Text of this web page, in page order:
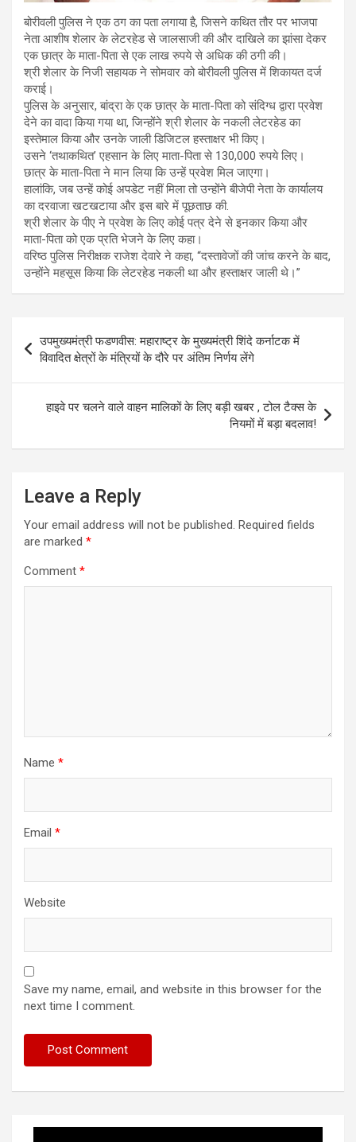
बोरीवली पुलिस ने एक ठग का पता लगाया है, जिसने कथित तौर पर भाजपा
नेता आशीष शेलार के लेटरहेड से जालसाजी की और दाखिले का झांसा देकर
एक छात्र के माता-पिता से एक लाख रुपये से अधिक की ठगी की।
श्री शेलार के निजी सहायक ने सोमवार को बोरीवली पुलिस में शिकायत दर्ज
कराई।
पुलिस के अनुसार, बांद्रा के एक छात्र के माता-पिता को संदिग्ध द्वारा प्रवेश
देने का वादा किया गया था, जिन्होंने श्री शेलार के नकली लेटरहेड का
इस्तेमाल किया और उनके जाली डिजिटल हस्ताक्षर भी किए।
उसने ‘तथाकथित’ एहसान के लिए माता-पिता से 130,000 रुपये लिए।
छात्र के माता-पिता ने मान लिया कि उन्हें प्रवेश मिल जाएगा।
हालांकि, जब उन्हें कोई अपडेट नहीं मिला तो उन्होंने बीजेपी नेता के कार्यालय
का दरवाजा खटखटाया और इस बारे में पूछताछ की.
श्री शेलार के पीए ने प्रवेश के लिए कोई पत्र देने से इनकार किया और
माता-पिता को एक प्रति भेजने के लिए कहा।
वरिष्ठ पुलिस निरीक्षक राजेश देवारे ने कहा, “दस्तावेजों की जांच करने के बाद,
उन्होंने महसूस किया कि लेटरहेड नकली था और हस्ताक्षर जाली थे।”
navigation
उपमुख्यमंत्री फडणवीस: महाराष्ट्र के मुख्यमंत्री शिंदे कर्नाटक में
विवादित क्षेत्रों के मंत्रियों के दौरे पर अंतिम निर्णय लेंगे
हाइवे पर चलने वाले वाहन मालिकों के लिए बड़ी खबर , टोल टैक्स के
नियमों में बड़ा बदलाव!
Leave a Reply
Your email address will not be published. Required fields
are marked *
Comment *
Name *
Email *
Website
Save my name, email, and website in this browser for the
next time I comment.